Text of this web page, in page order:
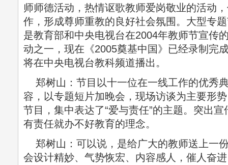
师师德活动，热情讴歌教师爱岗敬业的活动
作，形成尊师重教的良好社会氛围。大型专
是教育部和中央电视台在2004年教师节宣传
动之一，现在《2005奠基中国》已经录制完
将在中央电视台教科频道播出。
郑树山：节目以十一位在一线工作的优秀
容，以专题短片加晚会，现场访谈为主要形
节目，集中表达了“爱与责任”的主题。突出
有责任就办不好教育的理念。
郑树山：可以说，是给广大的教师送上一
会设计精妙、气势恢宏、内容感人，催人奋